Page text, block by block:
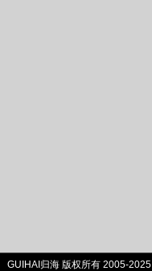
GUIHAI归海 版权所有 2005-2025